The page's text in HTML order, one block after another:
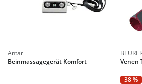
Antar
Beinmassagegerät Komfort
Venen
38 %